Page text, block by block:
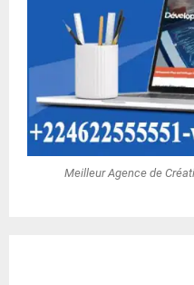
Meilleur Agence de